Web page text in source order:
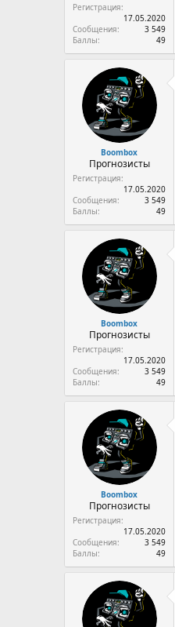
Регистрация
17.05.2020
Сообщения
3 549
Баллы
49
Boombox
Прогнозисты
Регистрация
17.05.2020
Сообщения
3 549
Баллы
49
Boombox
Прогнозисты
Регистрация
17.05.2020
Сообщения
3 549
Баллы
49
Boombox
Прогнозисты
Регистрация
17.05.2020
Сообщения
3 549
Баллы
49